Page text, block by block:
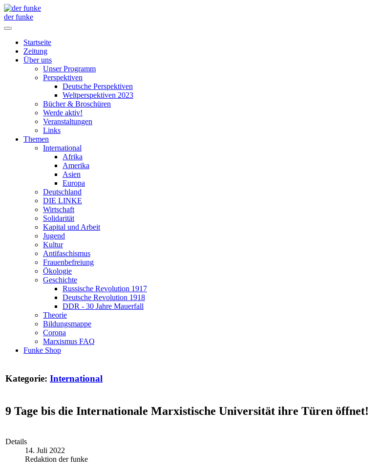
der funke
Startseite
Zeitung
Über uns
Unser Programm
Perspektiven
Deutsche Perspektiven
Weltperspektiven 2023
Bücher & Broschüren
Werde aktiv!
Veranstaltungen
Links
Themen
International
Afrika
Amerika
Asien
Europa
Deutschland
DIE LINKE
Wirtschaft
Solidarität
Kapital und Arbeit
Jugend
Kultur
Antifaschismus
Frauenbefreiung
Ökologie
Geschichte
Russische Revolution 1917
Deutsche Revolution 1918
DDR - 30 Jahre Mauerfall
Theorie
Bildungsmappe
Corona
Marxismus FAQ
Funke Shop
Kategorie: International
9 Tage bis die Internationale Marxistische Universität ihre Türen öffnet!
Details
14. Juli 2022
Redaktion der funke